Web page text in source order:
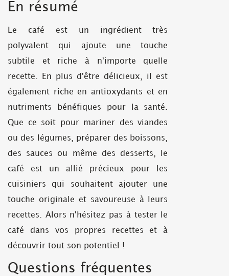
En résumé
Le café est un ingrédient très
polyvalent qui ajoute une touche
subtile et riche à n'importe quelle
recette. En plus d'être délicieux, il est
également riche en antioxydants et en
nutriments bénéfiques pour la santé.
Que ce soit pour mariner des viandes
ou des légumes, préparer des boissons,
des sauces ou même des desserts, le
café est un allié précieux pour les
cuisiniers qui souhaitent ajouter une
touche originale et savoureuse à leurs
recettes. Alors n'hésitez pas à tester le
café dans vos propres recettes et à
découvrir tout son potentiel !
Questions fréquentes